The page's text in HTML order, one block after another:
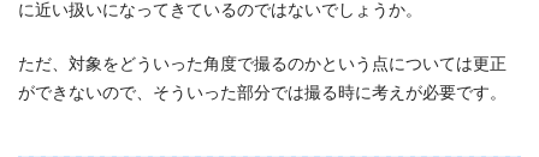
に近い扱いになってきているのではないでしょうか。
ただ、対象をどういった角度で撮るのかという点については更正
ができないので、そういった部分では撮る時に考えが必要です。